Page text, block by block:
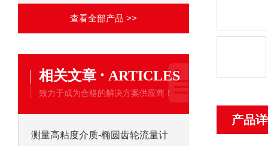
查看全部产品 >>
相关文章 · ARTICLES
致力于成为合格的解决方案供应商！
测量高粘度介质-椭圆齿轮流量计
产品